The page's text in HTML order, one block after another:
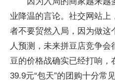
业降温的言论。社交网站上
者不要贸然入局，因为做这
人预测，未来拼豆店竞争
豆的价格战确实已经打响，
39.9元“包天”的团购十分常